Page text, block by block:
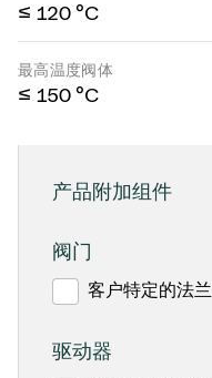
≤ 120 °C
最高温度阀体
≤ 150 °C
产品附加组件
阀门
客户特定的法兰
驱动器